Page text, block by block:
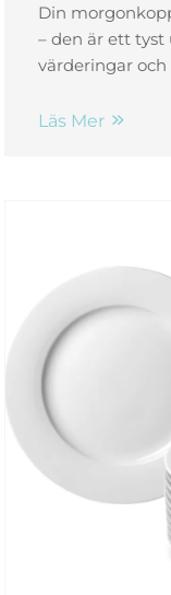
Din
– den är ett
värderingar
vem du är.
Läs Mer